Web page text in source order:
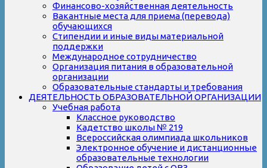
Финансово-хозяйственная деятельность
Вакантные места для приема (перевода)
обучающихся
Стипендии и иные виды материальной
поддержки
Международное сотрудничество
Организация питания в образовательной
организации
Образовательные стандарты и требования
ДЕЯТЕЛЬНОСТЬ ОБРАЗОВАТЕЛЬНОЙ ОРГАНИЗАЦИИ
Учебная работа
Классное руководство
Кадетство школы № 219
Всероссийская олимпиада школьников
Электронное обучение и дистанционные
образовательные технологии